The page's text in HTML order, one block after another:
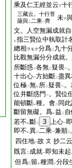
乘及仁王經並云下十
三藏云。十行菩
薩與二 二乘一齊 未下
文。人空無漏成就
レ指三賢位中執取計
總相 ヲモテ分爲二 九十
比觀無漏分分成就
所斷惑一各無二 疑畏一
十出心一方始斷二盡
位極一無レ所二 疑畏一。
位并斷惑門 一。賢位
能頓斷レ種。會二 同
斷留無礙。爲レ益 二
若不 レ斷二 3 上心一
即不 レ異二二乘一兼順二
四住地一故 文 抄二
既言二 成就一即知未
但爲三留 レ種潤 二分段